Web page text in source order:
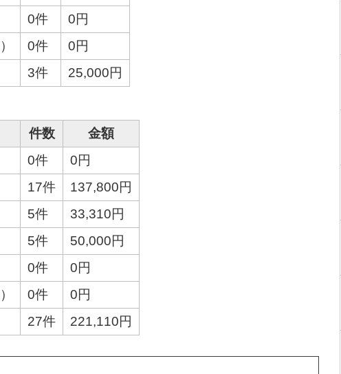
0件
0円
0件
0円
3件 25,000円
件数
金額
0件
0円
17件
137,800円
5件
33,310円
5件
50,000円
0件
0円
0件
0円
27件 221,110円